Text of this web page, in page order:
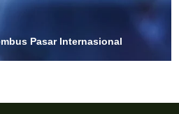
Pasar Internasional